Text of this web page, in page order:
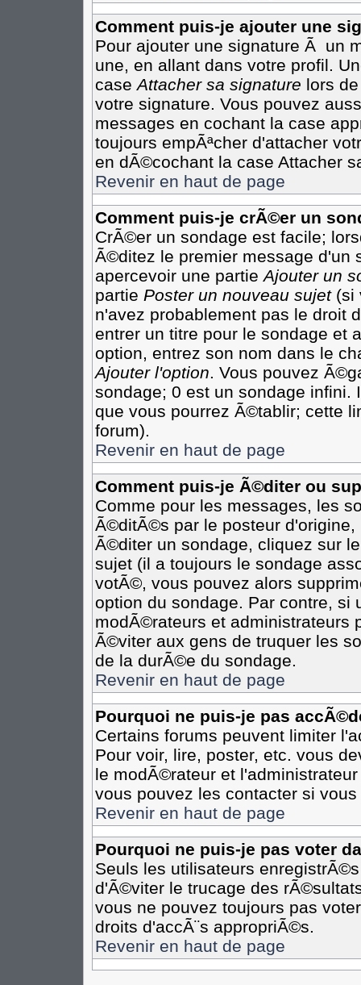
Comment puis-je ajouter une
Pour ajouter une signature Ã un
une, en allant dans votre profil.
caseAttacher sa signature lors
votre signature. Vous pouvez
messages en cochant la case
toujours empÃªcher d'attacher
en dÃ©cochant la case Attacher
Revenir en haut de page
Comment puis-je crÃ©er un
CrÃ©er un sondage est facile;
Ã©ditez le premier message d'un
apercevoir une partieAjouter un
partie Poster un nouveau sujet(si
n'avez probablement pas le droit
entrer un titre pour le sondage et
option, entrez son nom dans le
Ajouter l'option. Vous pouvez
sondage; 0 est un sondage infini.
que vous pourrez Ã©tablir; cette
forum).
Revenir en haut de page
Comment puis-je Ã©diter ou
Comme pour les messages, les
Ã©ditÃ©s par le posteur
Ã©diter un sondage, cliquez sur
sujet (il a toujours le sondage
votÃ©, vous pouvez alors
option du sondage. Par contre,
modÃ©rateurs et administrateurs
Ã©viter aux gens de truquer les
de la durÃ©e du sondage.
Revenir en haut de page
Pourquoi ne puis-je pas
Certains forums peuvent limiter
Pour voir, lire, poster, etc. vous
le modÃ©rateur et
vous pouvez les contacter si
Revenir en haut de page
Pourquoi ne puis-je pas voter
Seuls les utilisateurs
d'Ã©viter le trucage des
vous ne pouvez toujours pas
droits d'accÃ¨s appropriÃ©s.
Revenir en haut de page